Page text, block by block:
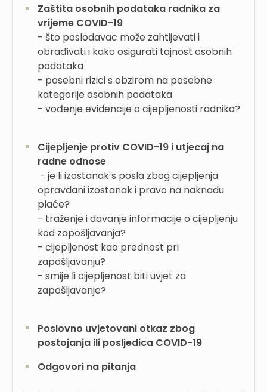
Zaštita osobnih podataka radnika za
vrijeme COVID-19
- što poslodavac može zahtijevati i
obrađivati i kako osigurati tajnost osobnih
podataka
- posebni rizici s obzirom na posebne
kategorije osobnih podataka
- vođenje evidencije o cijepljenosti radnika?
Cijepljenje protiv COVID-19 i utjecaj na
radne odnose
- je li izostanak s posla zbog cijepljenja
opravdani izostanak i pravo na naknadu
plaće?
- traženje i davanje informacije o cijepljenju
kod zapošljavanja?
- cijepljenost kao prednost pri
zapošljavanju?
- smije li cijepljenost biti uvjet za
zapošljavanje?
Poslovno uvjetovani otkaz zbog
postojanja ili posljedica COVID-19
Odgovori na pitanja